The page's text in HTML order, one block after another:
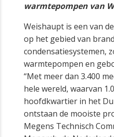
warmtepompen van
Weishaupt is een van
op het gebied van
condensatiesystemen,
warmtepompen en
“Met meer dan 3.400
hele wereld, waarvan
hoofdkwartier in het
ontstaan de mooiste
Megens Technisch